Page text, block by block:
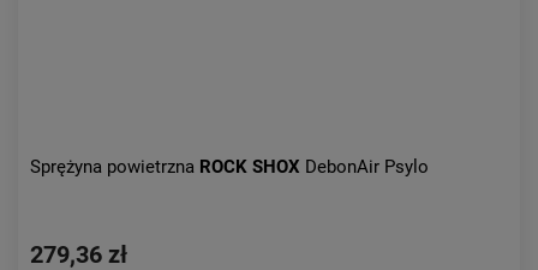
Sprężyna powietrzna ROCK SHOX DebonAir Psylo
279,36 zł